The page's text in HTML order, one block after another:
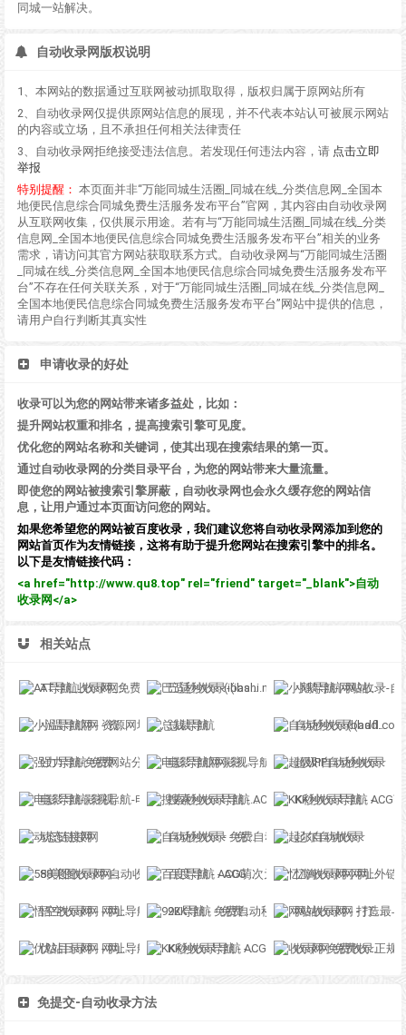
同城一站解决。
自动收录网版权说明
1、本网站的数据通过互联网被动抓取取得，版权归属于原网站所有
2、自动收录网仅提供原网站信息的展现，并不代表本站认可被展示网站
的内容或立场，且不承担任何相关法律责任
3、自动收录网拒绝接受违法信息。若发现任何违法内容，请 点击立即
举报
特别提醒： 本页面并非“万能同城生活圈_同城在线_分类信息网_全国本
地便民信息综合同城免费生活服务发布平台”官网，其内容由自动收录网
从互联网收集，仅供展示用途。若有与“万能同城生活圈_同城在线_分类
信息网_全国本地便民信息综合同城免费生活服务发布平台”相关的业务
需求，请访问其官方网站获取联系方式。自动收录网与“万能同城生活圈
_同城在线_分类信息网_全国本地便民信息综合同城免费生活服务发布平
台”不存在任何关联关系，对于“万能同城生活圈_同城在线_分类信息网_
全国本地便民信息综合同城免费生活服务发布平台”网站中提供的信息，
请用户自行判断其真实性
申请收录的好处
收录可以为您的网站带来诸多益处，比如：
提升网站权重和排名，提高搜索引擎可见度。
优化您的网站名称和关键词，使其出现在搜索结果的第一页。
通过自动收录网的分类目录平台，为您的网站带来大量流量。
即使您的网站被搜索引擎屏蔽，自动收录网也会永久缓存您的网站信
息，让用户通过本页面访问您的网站。
如果您希望您的网站被百度收录，我们建议您将自动收录网添加到您的
网站首页作为友情链接，这将有助于提升您网站在搜索引擎中的排名。
以下是友情链接代码：
<a href="http://www.qu8.top" rel="friend" target="_blank">自动
收录网</a>
相关站点
AT导航_收录网_免费收录网站_自动收录网_秒收录 巴适秒收录-(ibashi.net) - 巴适导航分类网站目录 - 自助网址提交自动收录 小鹅导航-网站收录-自动收录网-网址收录-自动秒收录
小温导航网 - 资源网址导航，汇集各大资源网，全网优质教程技术网，搜集资源就从这里开始 总裁导航 自动秒收录(badfl.com) - 全自动秒收录网
强力导航-免费网站分类导航，提交收录，秒收录 电影导航网-影视导航-电影搜索-影视搜索-电影站收录 超级IP自动秒收录
电影导航-影视导航-电影站收录-自动收录网-网站收录 搜索秒收录导航 - ACG萌次元丨ACG导航网丨二次元导航丨资源网导航丨福利网址导航 - SS秒收录导航网 KK秒收录导航 - ACG萌次元丨ACG导航网丨二次元导航丨资源网导航丨福利网址导航 - KK秒收录导航网
动态链接网 自动秒收录 - 免费自动秒收录网址导航 起尔自动收录
58美图收录网-自动收录网站-流量交换-自动链 百度导航 - ACG萌次元丨ACG导航网丨二次元导航丨资源网导航丨福利网址导航 - BaiDu导航 忆海收录网-网址外链_自动收录网站_自助友情链接平台_网站广告_软文发布_站长交易_站长资源
悟空收录网 - 网址导航大全 | 网站免费收录 | 软文外链发布平台 92K导航 - 免费自动秒收录网址导航 网站收录网 - 打造最与众不同的站点收录网
优站目录网 - 网址导航分类网站目录 - 自助网址提交自动收录 KK秒收录导航 - ACG萌次元丨ACG导航网丨二次元导航丨资源网导航丨福利网址导航 - KK秒收录导航网 收录网-免费收录正规网站-免费发布软文
免提交-自动收录方法